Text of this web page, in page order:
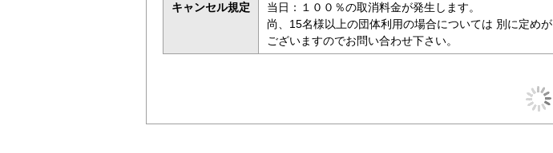
キャンセル規定
当日：１００％の取消料金が発生します。
尚、15名様以上の団体利用の場合については 別に定めが
ございますのでお問い合わせ下さい。